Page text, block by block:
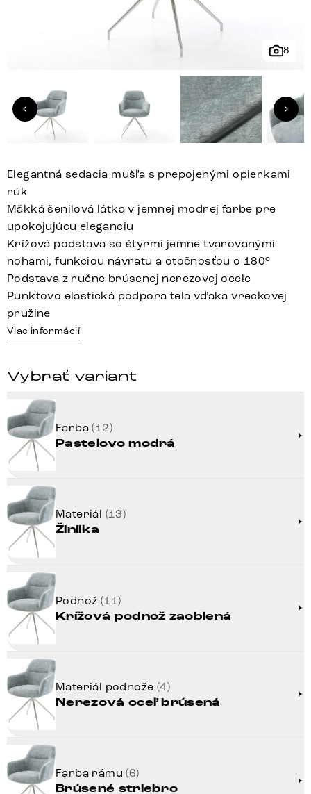
8
Elegantná sedacia mušľa s prepojenými opierkami
rúk
Mäkká šenilová látka v jemnej modrej farbe pre
upokojujúcu eleganciu
Krížová podstava so štyrmi jemne tvarovanými
nohami, funkciou návratu a otočnosťou o 180°
Podstava z ručne brúsenej nerezovej ocele
Punktovo elastická podpora tela vďaka vreckovej
pružine
Viac informácií
Vybrať variant
Farba(12)
Pastelovo modrá
Materiál (13)
Žinilka
Podnož (11)
Krížová podnož zaoblená
Materiál podnože (4)
Nerezová oceľ brúsená
Farba rámu(6)
Brúsené striebro